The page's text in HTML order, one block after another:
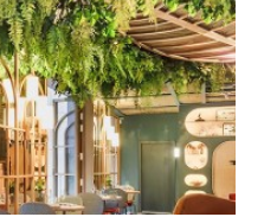
vườn ngoài trời, quán